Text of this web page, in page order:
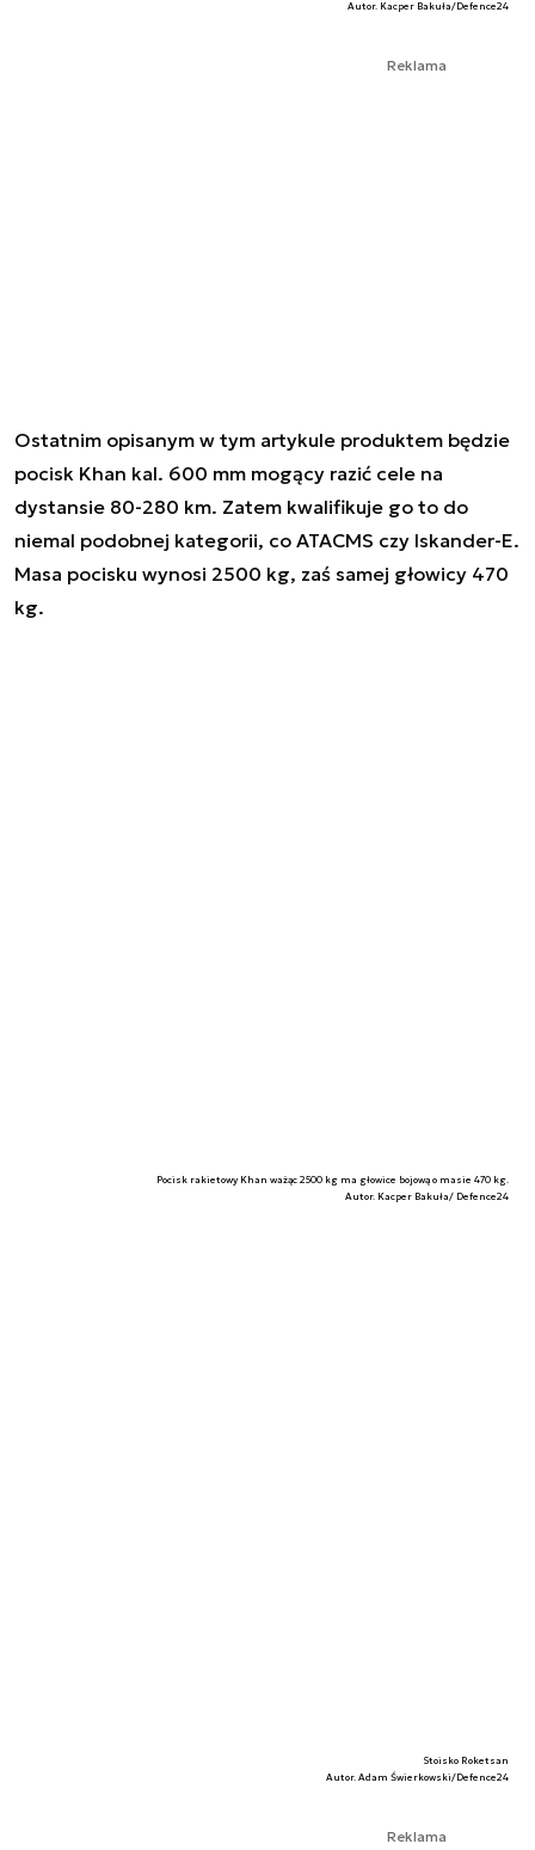
Autor. Kacper Bakuła/Defence24
Reklama
Ostatnim opisanym w tym artykule produktem będzie
pocisk Khan kal. 600 mm mogący razić cele na
dystansie 80-280 km. Zatem kwalifikuje go to do
niemal podobnej kategorii, co ATACMS czy Iskander-E.
Masa pocisku wynosi 2500 kg, zaś samej głowicy 470
kg.
Pocisk rakietowy Khan ważąc 2500 kg ma głowice bojową o masie 470 kg.
Autor. Kacper Bakuła/ Defence24
Stoisko Roketsan
Autor. Adam Świerkowski/Defence24
Reklama